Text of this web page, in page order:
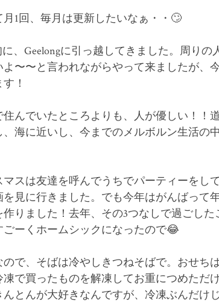
1回、毎月は更新したいなぁ・・🙄
、Geelongに引っ越してきました。周りの
〜〜と言われながらやって来ましたが、
！
住んでいたところよりも、人が優しい！！
海に近いし、今までのメルボルン生活の
スは友達を呼んでうちでパーティーをし
見に行きました。でも今年はがんばって
りました！去年、その3つなしで過ごした
ごーくホームシックになったので😂
で、そばは冷やしきつねそばで。おせち
で買ったものを解凍してお重につめただ
とんが大好きなんですが、冷凍ぶんだけ